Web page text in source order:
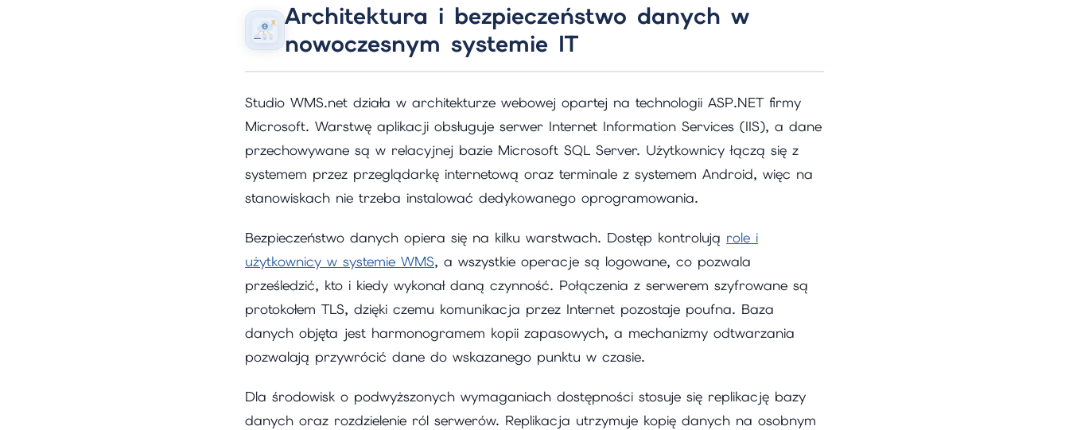
Architektura i bezpieczeństwo danych w
nowoczesnym systemie IT
Studio WMS.net działa w architekturze webowej opartej na technologii ASP.NET firmy
Microsoft. Warstwę aplikacji obsługuje serwer Internet Information Services (IIS), a dane
przechowywane są w relacyjnej bazie Microsoft SQL Server. Użytkownicy łączą się z
systemem przez przeglądarkę internetową oraz terminale z systemem Android, więc na
stanowiskach nie trzeba instalować dedykowanego oprogramowania.
Bezpieczeństwo danych opiera się na kilku warstwach. Dostęp kontrolują role i
użytkownicy w systemie WMS, a wszystkie operacje są logowane, co pozwala
prześledzić, kto i kiedy wykonał daną czynność. Połączenia z serwerem szyfrowane są
protokołem TLS, dzięki czemu komunikacja przez Internet pozostaje poufna. Baza
danych objęta jest harmonogramem kopii zapasowych, a mechanizmy odtwarzania
pozwalają przywrócić dane do wskazanego punktu w czasie.
Dla środowisk o podwyższonych wymaganiach dostępności stosuje się replikację bazy
danych oraz rozdzielenie ról serwerów. Replikacja utrzymuje kopię danych na osobnym